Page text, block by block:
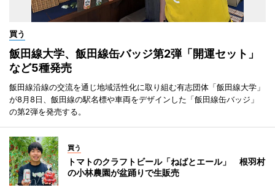
買う
飯田線大学、飯田線缶バッジ第2弾「開運セット」
など5種発売
飯田線沿線の交流を通じ地域活性化に取り組む有志団体「飯田線大学」
が8月8日、飯田線の駅名標や車両をデザインした「飯田線缶バッジ」
の第2弾を発売する。
買う
トマトのクラフトビール「ねばとエール」 根羽村
の小林農園が盆踊りで生販売